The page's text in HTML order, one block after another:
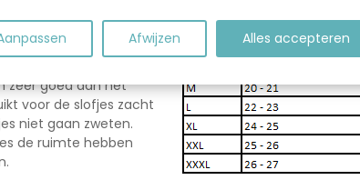
zacht leer
extra grip
zeer goed aan het
voor de slofjes zacht
niet gaan zweten.
de ruimte hebben
Afwijzen Alles accepteren